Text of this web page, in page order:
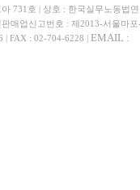
731호 | 상호 : 한국실무노동법
매업신고번호 : 제2013-서울마
| FAX : 02-704-6228 | EMAIL :